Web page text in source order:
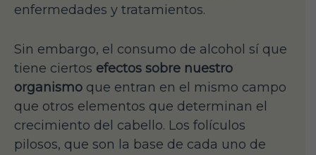
enfermedades y tratamientos.
Sin embargo, el consumo de alcohol sí que
tiene ciertos efectos sobre nuestro
organismo que entran en el mismo campo
que otros elementos que determinan el
crecimiento del cabello. Los folículos
pilosos, que son la base de cada uno de